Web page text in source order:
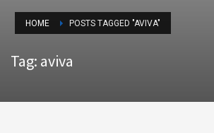
HOME POSTS TAGGED "AVIVA"
Tag: aviva